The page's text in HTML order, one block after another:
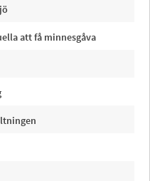
att få minnesgåva